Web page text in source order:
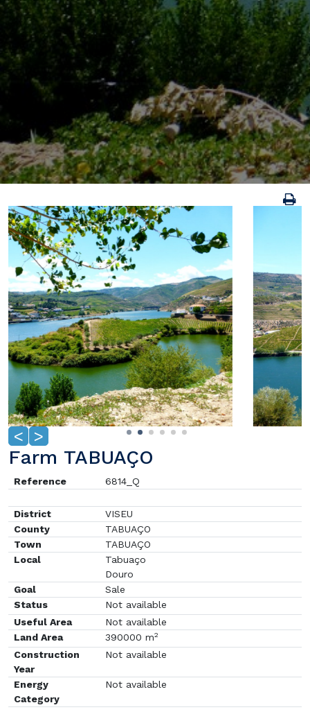
< >
Farm TABUAÇO
Reference 6814_Q
District
VISEU
County
TABUAÇO
Town
TABUAÇO
Local
Tabuaço
Douro
Goal
Sale
Status
Not available
Useful Area
Not available
Land Area
390000 m2
Construction
Year
Not available
Energy
Category
Not available